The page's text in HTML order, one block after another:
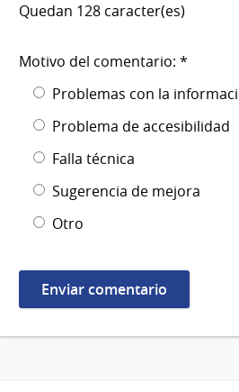
Quedan 128 caracter(es)
Motivo del comentario: *
Problemas con la
Problema de accesibilidad
Falla técnica
Sugerencia de mejora
Otro